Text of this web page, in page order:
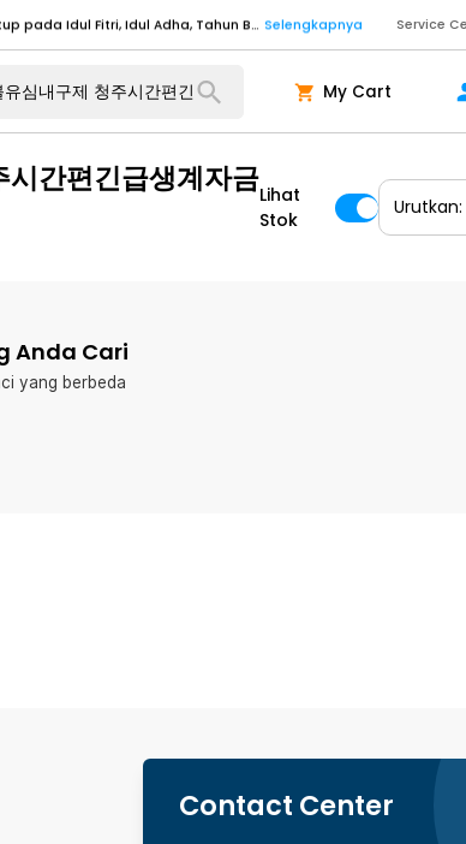
Senin - Sabtu (09:00-20:00), Minggu/Libur Nasional (10:00-18:00), Tutup pada Idul Fitri, Idul Adha, Tahun Baru Selengkapnya
Tutup pada Idul Fitri Selengkapnya
17:00) Selengkapnya
17:00) Selengkapnya
pada Idul Fitri
pada Idul Fitri
Service
My Cart
간편긴급생계자금Lihat
Stok
Urutkan:
Anda Cari
yang berbeda
Contact Center